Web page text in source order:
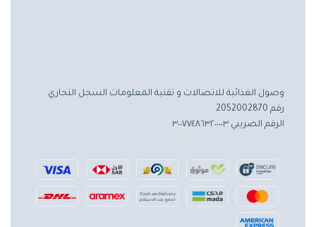
وصول الغذائية للاتصالات و تقنية المعلومات السجل التجاري
رقم 2052002870
الرقم الضريبي ٣٠٠٧٧٤٨٦٣٢٠٠٠٠٣